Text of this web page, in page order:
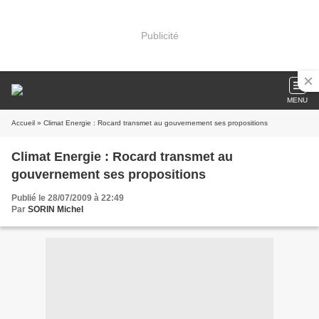
Publicité
MENU
Accueil » Climat Energie : Rocard transmet au gouvernement ses propositions
Climat Energie : Rocard transmet au
gouvernement ses propositions
Publié le 28/07/2009 à 22:49
Par SORIN Michel